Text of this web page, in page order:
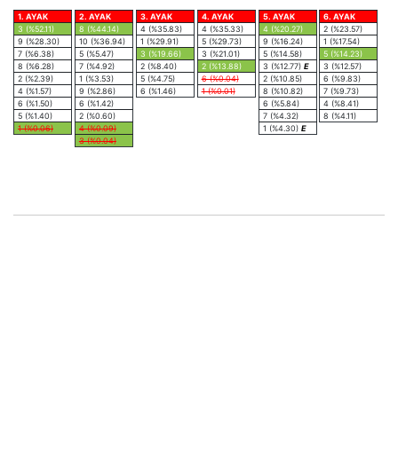
1. AYAK
3 (%52.11)
9 (%28.30)
7 (%6.38)
8 (%6.28)
2 (%2.39)
4 (%1.57)
6 (%1.50)
5 (%1.40)
1 (%0.06)
2. AYAK
8 (%44.14)
10 (%36.94)
5 (%5.47)
7 (%4.92)
1 (%3.53)
9 (%2.86)
6 (%1.42)
2 (%0.60)
4 (%0.09)
3 (%0.04)
3. AYAK
4 (%35.83)
1 (%29.91)
3 (%19.66)
2 (%8.40)
5 (%4.75)
6 (%1.46)
4. AYAK
4 (%35.33)
5 (%29.73)
3 (%21.01)
2 (%13.88)
6 (%0.04)
1 (%0.01)
5. AYAK
4 (%20.27)
9 (%16.24)
5 (%14.58)
3 (%12.77) E
2 (%10.85)
8 (%10.82)
6 (%5.84)
7 (%4.32)
1 (%4.30) E
6. AYAK
2 (%23.57)
1 (%17.54)
5 (%14.23)
3 (%12.57)
6 (%9.83)
7 (%9.73)
4 (%8.41)
8 (%4.11)